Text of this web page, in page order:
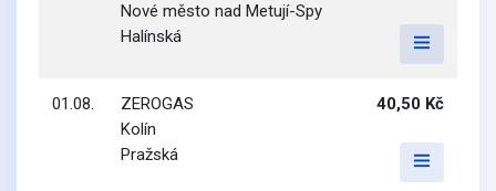
Nové město nad Metují-Spy
Halínská
01.08.
ZEROGAS
Kolín
Pražská
40,50 Kč